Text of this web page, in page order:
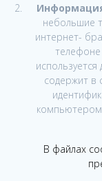
небольшие
интернет-
телефоне
содержит в
компьютером
В файлах